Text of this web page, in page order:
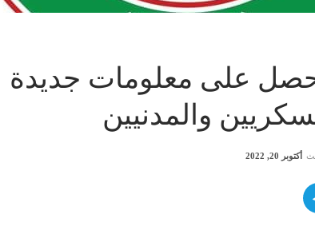
على معلومات
والمدنيين
أكتوبر 20, 2022